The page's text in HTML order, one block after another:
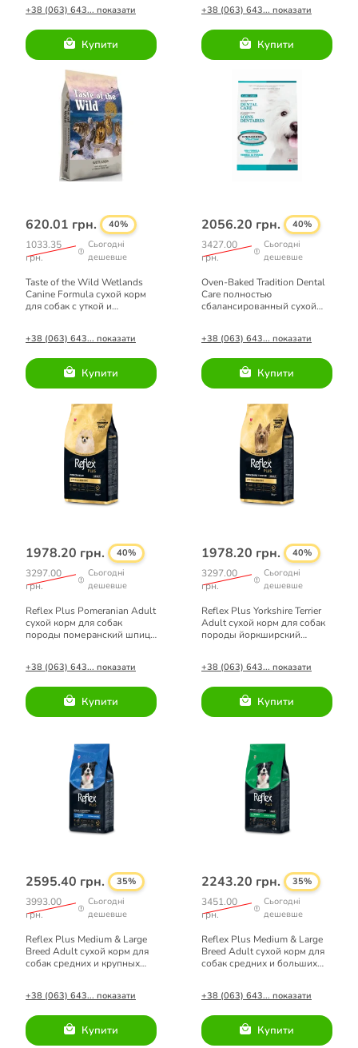
+38 (063) 643... показати
Купити
+38 (063) 643... показати
Купити
620.01 грн. 40%
1033.35
грн.
Сьогодні
дешевше
Taste of the Wild Wetlands
Canine Formula сухой корм
для собак с уткой и
+38 (063) 643... показати
Купити
2056.20 грн. 40%
3427.00
грн.
Сьогодні
дешевше
Oven-Baked Tradition Dental
Сare полностью
сбалансированный сухой
+38 (063) 643... показати
Купити
1978.20 грн. 40%
3297.00
грн.
Сьогодні
дешевше
Reflex Plus Pomeranian Adult
сухой корм для собак
породы померанский шпиц
+38 (063) 643... показати
Купити
1978.20 грн. 40%
3297.00
грн.
Сьогодні
дешевше
Reflex Plus Yorkshire Terrier
Adult сухой корм для собак
породы йоркширский
+38 (063) 643... показати
Купити
2595.40 грн. 35%
3993.00
грн.
Сьогодні
дешевше
Reflex Plus Medium & Large
Breed Adult сухой корм для
собак средних и крупных
+38 (063) 643... показати
Купити
2243.20 грн. 35%
3451.00
грн.
Сьогодні
дешевше
Reflex Plus Medium & Large
Breed Adult сухой корм для
собак средних и больших
+38 (063) 643... показати
Купити